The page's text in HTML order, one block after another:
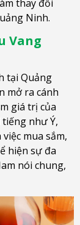
thay đổi
Ninh.
Vang
tại Quảng
mở ra cánh
giá trị của
như Ý,
mua sắm,
hiện sự đa
nói chung,